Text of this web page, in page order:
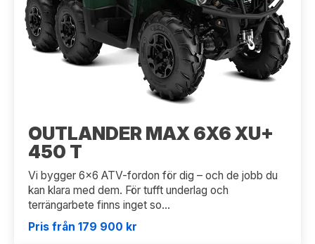
OUTLANDER MAX 6X6 XU+
450 T
Vi bygger 6x6 ATV-fordon för dig – och de jobb du
kan klara med dem. För tufft underlag och
terrängarbete finns inget so...
Pris från 179 900 kr